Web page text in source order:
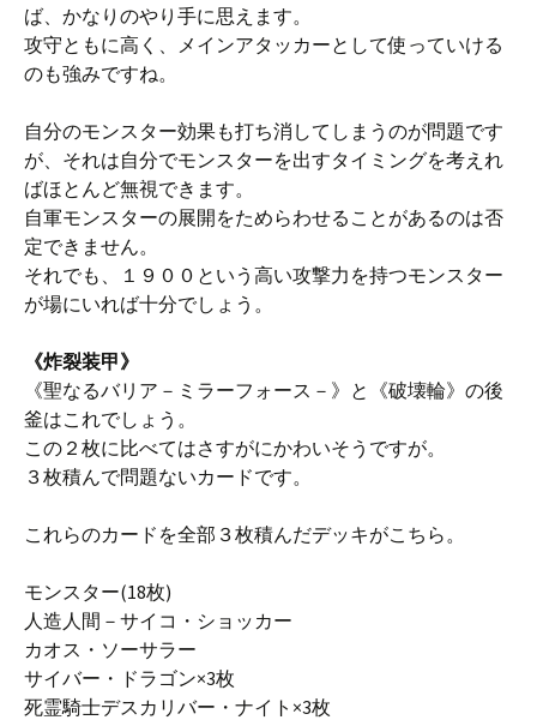
ば、かなりのやり手に思えます。
攻守ともに高く、メインアタッカーとして使っていける
のも強みですね。
自分のモンスター効果も打ち消してしまうのが問題です
が、それは自分でモンスターを出すタイミングを考えれ
ばほとんど無視できます。
自軍モンスターの展開をためらわせることがあるのは否
定できません。
それでも、１９００という高い攻撃力を持つモンスター
が場にいれば十分でしょう。
《炸裂装甲》
《聖なるバリア－ミラーフォース－》と《破壊輪》の後
釜はこれでしょう。
この２枚に比べてはさすがにかわいそうですが。
３枚積んで問題ないカードです。
これらのカードを全部３枚積んだデッキがこちら。
モンスター(18枚)
人造人間－サイコ・ショッカー
カオス・ソーサラー
サイバー・ドラゴン×3枚
死霊騎士デスカリバー・ナイト×3枚